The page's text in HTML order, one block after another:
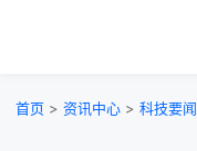
首页 > 资讯中心 > 科技要闻